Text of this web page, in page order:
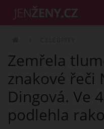
Zemřela
znakové řeči
Dingová. Ve
podlehla